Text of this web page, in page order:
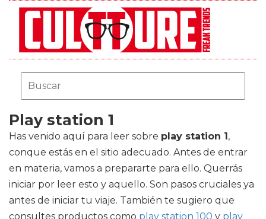
Play station 1
Has venido aquí para leer sobre play station 1,
conque estás en el sitio adecuado. Antes de entrar
en materia, vamos a prepararte para ello. Querrás
iniciar por leer esto y aquello. Son pasos cruciales ya
antes de iniciar tu viaje. También te sugiero que
consultes productos como play station 100 y play